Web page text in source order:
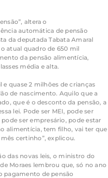
altera o
automática de pensão
da deputada Tabata Amaral
atual quadro de 650 mil
da pensão alimentícia,
média e alta.
e quase 2 milhões de crianças
de nascimento. Aquilo que a
que é o desconto da pensão, a
lei. Pode ser MEI, pode ser
ser empresário, pode estar
alimentícia, tem filho, vai ter que
certinho”, explicou.
das novas leis, o ministro do
Moraes lembrou que, só no ano
pagamento de pensão